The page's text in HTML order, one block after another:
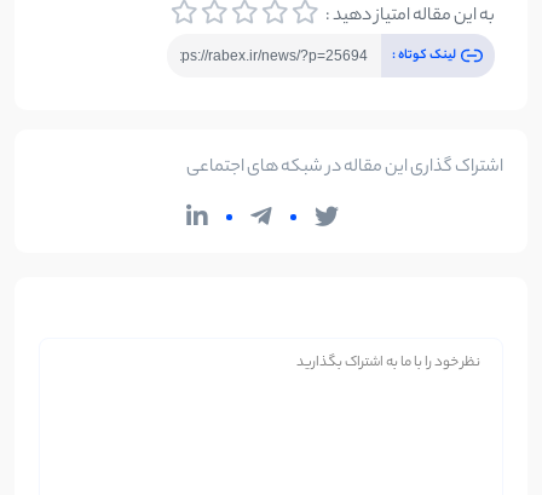
به این مقاله امتیاز دهید :
لینک کوتاه :
اشتراک گذاری این مقاله در شبکه های اجتماعی